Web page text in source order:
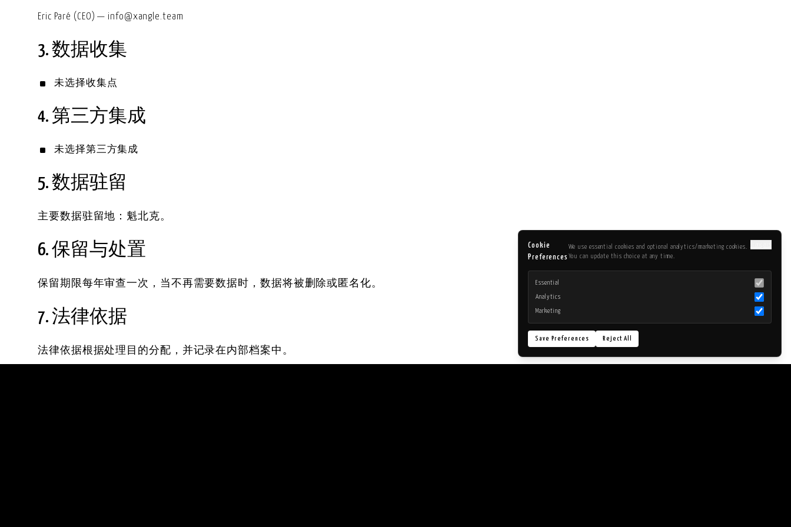
Eric Paré (CEO) — info@xangle.team
3. 数据收集
未选择收集点
4. 第三方集成
未选择第三方集成
5. 数据驻留
主要数据驻留地：魁北克。
6. 保留与处置
保留期限每年审查一次，当不再需要数据时，数据将被删除或匿名化。
7. 法律依据
法律依据根据处理目的分配，并记录在内部档案中。
Cookie
Preferences
We use essential cookies and optional analytics/marketing cookies.
You can update this choice at any time.
Essential
Analytics
Marketing
Save Preferences Reject All